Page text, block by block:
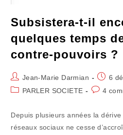
Subsistera-t-il
quelques temps
contre-pouvoirs ?
Auteur/autrice
de
Jean-Marie Darmian
publiée :
6
PostPARLER SOCIETE 4
Depuis plusieurs années la
réseaux sociaux ne cesse